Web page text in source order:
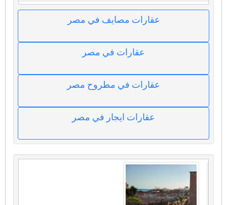
عقارات مصايف في مصر
عقارات في مصر
عقارات في مطروح مصر
عقارات ايجار في مصر